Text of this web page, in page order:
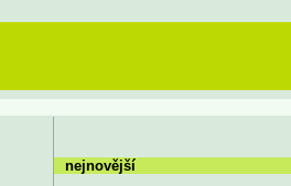
nejnovější